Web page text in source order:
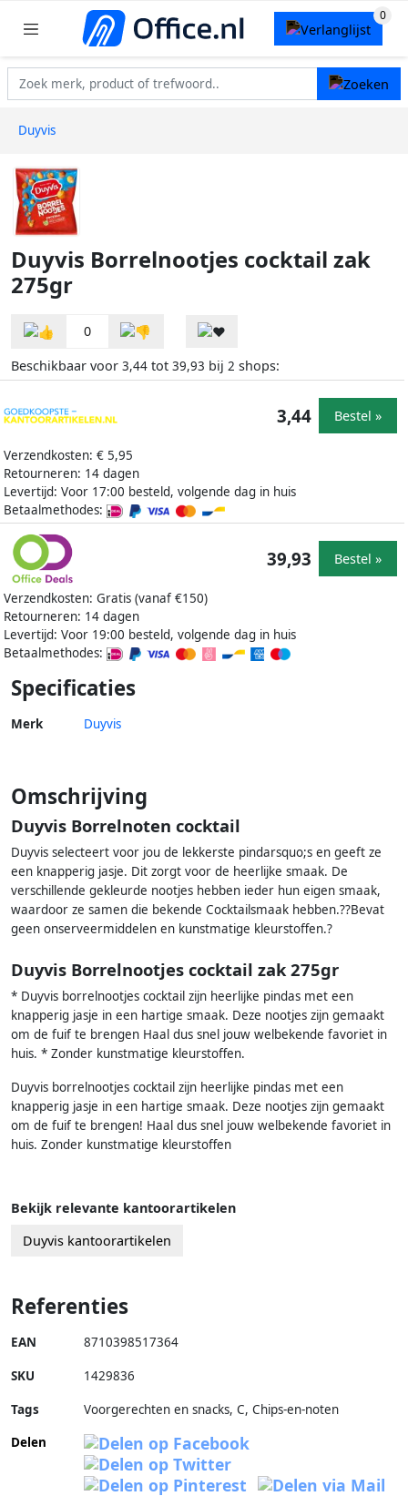
Duyvis
Duyvis Borrelnootjes cocktail zak
275gr
0
Beschikbaar voor 3,44 tot 39,93 bij 2 shops:
Verzendkosten: € 5,95
Retourneren: 14 dagen
Levertijd: Voor 17:00 besteld, volgende dag in huis
Betaalmethodes:
3,44 Bestel »
Verzendkosten: Gratis (vanaf €150)
Retourneren: 14 dagen
Levertijd: Voor 19:00 besteld, volgende dag in huis
Betaalmethodes:
39,93 Bestel »
Specificaties
Merk Duyvis
Omschrijving
Duyvis Borrelnoten cocktail
Duyvis selecteert voor jou de lekkerste pindarsquo;s en geeft ze
een knapperig jasje. Dit zorgt voor de heerlijke smaak. De
verschillende gekleurde nootjes hebben ieder hun eigen smaak,
waardoor ze samen die bekende Cocktailsmaak hebben.??Bevat
geen onserveermiddelen en kunstmatige kleurstoffen.?
Duyvis Borrelnootjes cocktail zak 275gr
* Duyvis borrelnootjes cocktail zijn heerlijke pindas met een
knapperig jasje in een hartige smaak. Deze nootjes zijn gemaakt
om de fuif te brengen Haal dus snel jouw welbekende favoriet in
huis. * Zonder kunstmatige kleurstoffen.
Duyvis borrelnootjes cocktail zijn heerlijke pindas met een
knapperig jasje in een hartige smaak. Deze nootjes zijn gemaakt
om de fuif te brengen! Haal dus snel jouw welbekende favoriet in
huis. Zonder kunstmatige kleurstoffen
Bekijk relevante kantoorartikelen
Duyvis kantoorartikelen
Referenties
EAN 8710398517364
SKU 1429836
Tags
Voorgerechten en snacks, C, Chips-en-noten
Delen